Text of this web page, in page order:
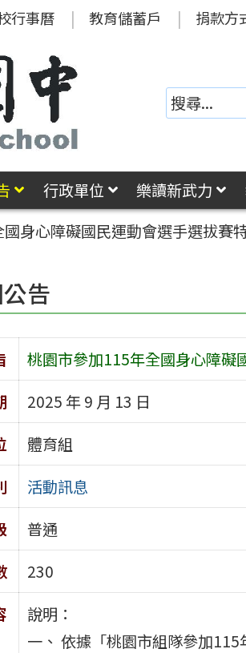
行事曆 教育儲蓄戶 捐款方
行政單位 樂讀新武力
身心障礙國民運動會選手選拔賽
告
桃園市參加115年全國身心障礙
2025 年 9 月 13 日
體育組
活動訊息
普通
230
說明：
一、 依據「桃園市組隊參加